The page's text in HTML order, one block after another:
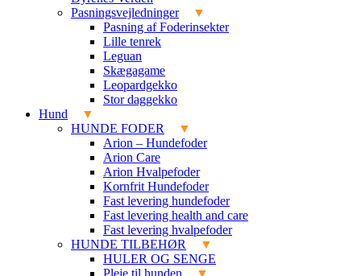
Pasningsvejledninger
Pasning af Foderinsekter
Lille tenrek
Leguan
Skægagame
Leopardgekko
Stor daggekko
Hund
HUNDE FODER
Arion – Hundefoder
Arion Care
Arion Hvalpefoder
Kornfrit Hundefoder
Fast levering hundefoder
Fast levering health and care
Fast levering hvalpefoder
HUNDE TILBEHØR
HULER OG SENGE
Pleje til hunden